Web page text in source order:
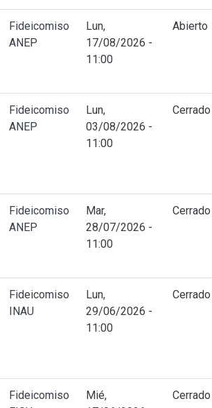
Fideicomiso
ANEP
Lun,
17/08/2026 -
11:00
Abierto
Fideicomiso
ANEP
Lun,
03/08/2026 -
11:00
Cerrado
Fideicomiso
ANEP
Mar,
28/07/2026 -
11:00
Cerrado
Fideicomiso
INAU
Lun,
29/06/2026 -
11:00
Cerrado
Fideicomiso
Mié,
Cerrado